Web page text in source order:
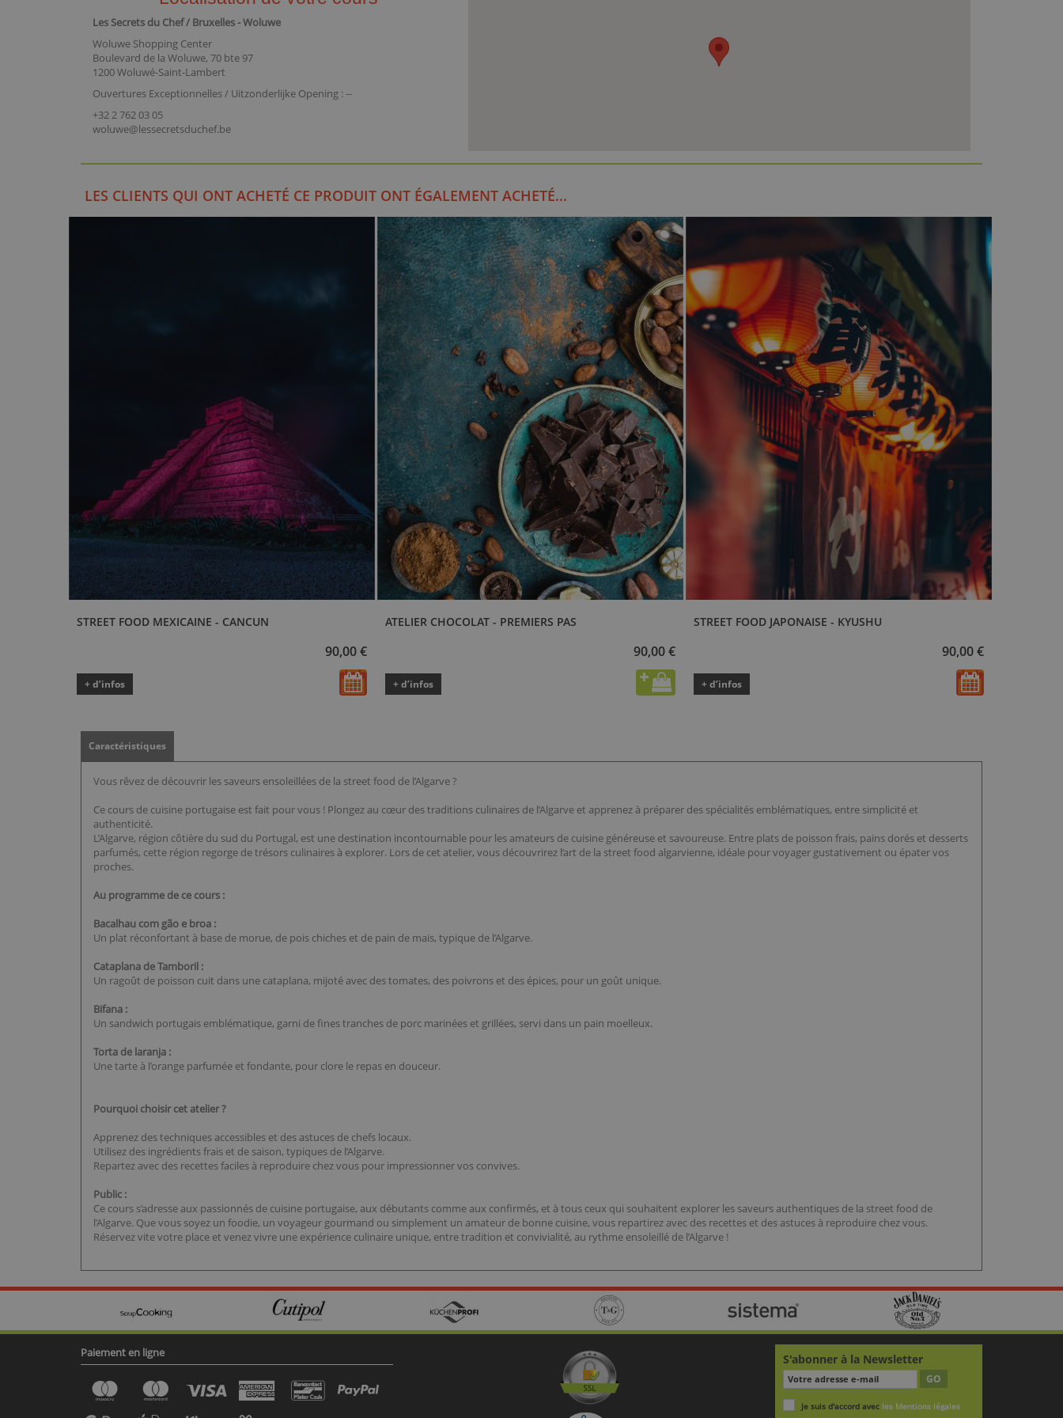
Les Secrets du Chef / Bruxelles - Woluwe
Woluwe Shopping Center
Boulevard de la Woluwe, 70 bte 97
1200 Woluwé-Saint-Lambert
Ouvertures Exceptionnelles / Uitzonderlijke Opening : --
+32 2 762 03 05
woluwe@lessecretsduchef.be
LES CLIENTS QUI ONT ACHETÉ CE PRODUIT ONT ÉGALEMENT ACHETÉ...
STREET FOOD MEXICAINE - CANCUN
90,00 €
+ d’infos
ATELIER CHOCOLAT - PREMIERS PAS
90,00 €
+ d’infos
STREET FOOD JAPONAISE - KYUSHU
90,00 €
+ d’infos
Caractéristiques
Vous rêvez de découvrir les saveurs ensoleillées de la street food de l’Algarve ?
Ce cours de cuisine portugaise est fait pour vous ! Plongez au cœur des traditions culinaires de l’Algarve et apprenez à préparer des spécialités emblématiques, entre simplicité et
authenticité.
L’Algarve, région côtière du sud du Portugal, est une destination incontournable pour les amateurs de cuisine généreuse et savoureuse. Entre plats de poisson frais, pains dorés et desserts
parfumés, cette région regorge de trésors culinaires à explorer. Lors de cet atelier, vous découvrirez l’art de la street food algarvienne, idéale pour voyager gustativement ou épater vos
proches.
Au programme de ce cours :
Bacalhau com gão e broa :
Un plat réconfortant à base de morue, de pois chiches et de pain de maïs, typique de l’Algarve.
Cataplana de Tamboril :
Un ragoût de poisson cuit dans une cataplana, mijoté avec des tomates, des poivrons et des épices, pour un goût unique.
Bifana :
Un sandwich portugais emblématique, garni de fines tranches de porc marinées et grillées, servi dans un pain moelleux.
Torta de laranja :
Une tarte à l’orange parfumée et fondante, pour clore le repas en douceur.
Pourquoi choisir cet atelier ?
Apprenez des techniques accessibles et des astuces de chefs locaux.
Utilisez des ingrédients frais et de saison, typiques de l’Algarve.
Repartez avec des recettes faciles à reproduire chez vous pour impressionner vos convives.
Public :
Ce cours s’adresse aux passionnés de cuisine portugaise, aux débutants comme aux confirmés, et à tous ceux qui souhaitent explorer les saveurs authentiques de la street food de
l’Algarve. Que vous soyez un foodie, un voyageur gourmand ou simplement un amateur de bonne cuisine, vous repartirez avec des recettes et des astuces à reproduire chez vous.
Réservez vite votre place et venez vivre une expérience culinaire unique, entre tradition et convivialité, au rythme ensoleillé de l’Algarve !
Paiement en ligne S'abonner à la Newsletter
GO
Je suis d'accord avec les Mentions légales